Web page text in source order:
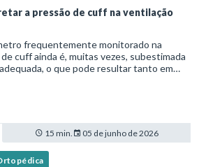
a pressão de cuff na ventilação
frequentemente monitorado na
cuff ainda é, muitas vezes, subestimada
o que pode resultar tanto em
15 min. 05 de junho de 2026